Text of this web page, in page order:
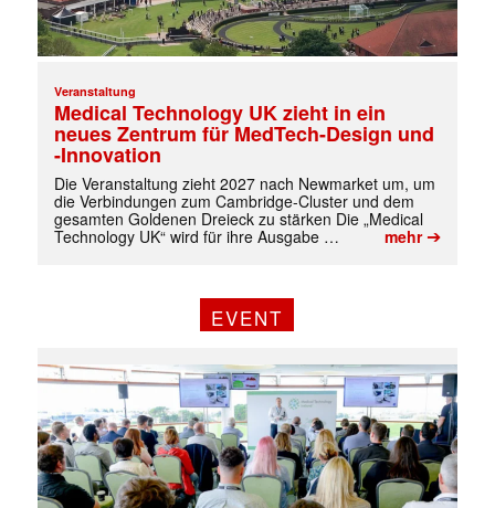
Veranstaltung
Medical Technology UK zieht in ein
neues Zentrum für MedTech-Design und
-Innovation
Die Veranstaltung zieht 2027 nach Newmarket um, um
die Verbindungen zum Cambridge-Cluster und dem
gesamten Goldenen Dreieck zu stärken Die „Medical
Technology UK“ wird für ihre Ausgabe …
mehr➔
EVENT